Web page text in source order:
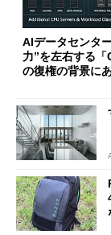
AIデータセンタ
力”を左右する
の復権の背景に